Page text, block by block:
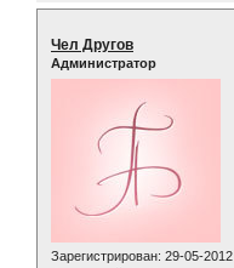
Чел Другов
Администратор
Зарегистрирован: 29-05-2012